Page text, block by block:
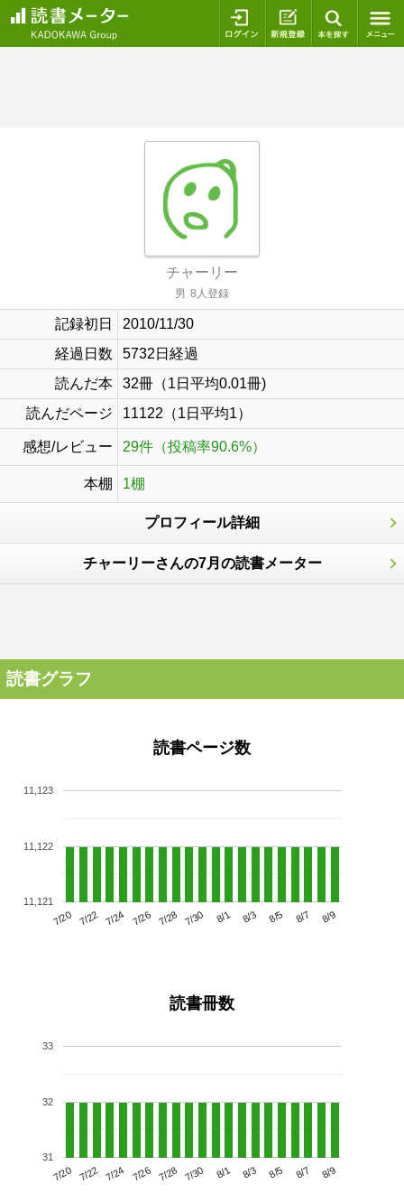
ログイン 新規登録
チャーリー
男 8人登録
記録初日
2010/11/30
経過日数
5732日経過
読んだ本
32冊（1日平均0.01冊)
読んだページ
11122（1日平均1）
感想/レビュー 29件（投稿率90.6%）
本棚 1棚
プロフィール詳細
チャーリーさんの7月の読書メーター
読書グラフ
読書ページ数
7/20 7/22 7/24 7/26 7/28 7/30 8/1 8/3 8/5 8/7 8/9
11,121
11,122
11,123
読書冊数
7/20 7/22 7/24 7/26 7/28 7/30 8/1 8/3 8/5 8/7 8/9
31
32
33